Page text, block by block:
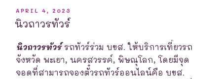
POSTED
ON
APRIL 4, 2023
นิวถาวรทัวร์
นิวถาวรทัวร์ รถทัวร์ร่วม บขส. ให้บริการเที่ยวรถ
จังหวัด พะเยา, นครสวรรค์, พิษณุโลก, โดยมีจุด
จอดที่สามารถจองตั๋วรถทัวร์ออนไลน์คือ บขส.